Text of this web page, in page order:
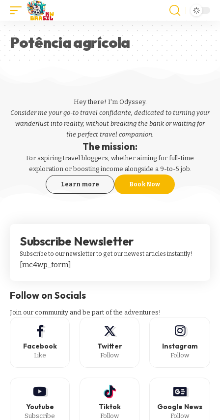
Potência agrícola
Hey there! I'm Odyssey.
Consider me your go-to travel confidante, dedicated to turning your
wanderlust into reality, without breaking the bank or waiting for
the perfect travel companion.
The mission:
For aspiringtravel bloggers, whether aiming for full-time
exploration or boosting income alongside a 9-to-5 job.
Learn more Book Now
Subscribe Newsletter
Subscribe to our newsletter to get our newest articles instantly!
[mc4wp_form]
Follow on Socials
Join our community and be part of the adventures!
Facebook
Like
Twitter
Follow
Instagram
Follow
Youtube
Subscribe
Tiktok
Follow
Google News
Follow